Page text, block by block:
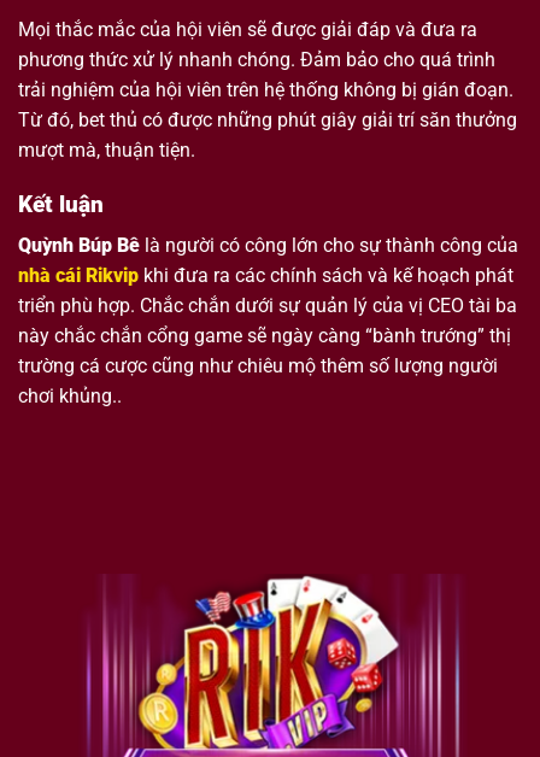
Mọi thắc mắc của hội viên sẽ được giải đáp và đưa ra
phương thức xử lý nhanh chóng. Đảm bảo cho quá trình
trải nghiệm của hội viên trên hệ thống không bị gián đoạn.
Từ đó, bet thủ có được những phút giây giải trí săn thưởng
mượt mà, thuận tiện.
Kết luận
Quỳnh Búp Bê là người có công lớn cho sự thành công của
nhà cái Rikvip khi đưa ra các chính sách và kế hoạch phát
triển phù hợp. Chắc chắn dưới sự quản lý của vị CEO tài ba
này chắc chắn cổng game sẽ ngày càng “bành trướng” thị
trường cá cược cũng như chiêu mộ thêm số lượng người
chơi khủng..